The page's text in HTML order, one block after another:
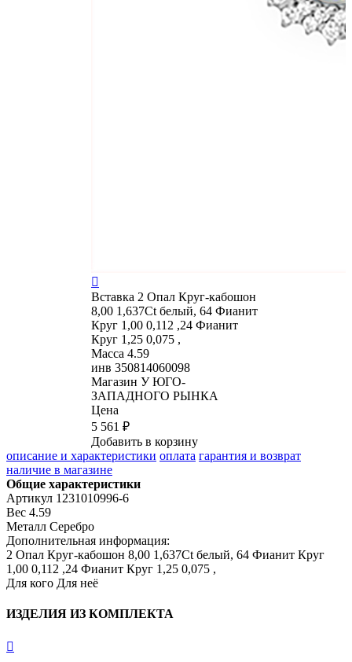

Вставка 2 Опал Круг-кабошон
8,00 1,637Ct белый, 64 Фианит
Круг 1,00 0,112 ,24 Фианит
Круг 1,25 0,075 ,
Масса 4.59
инв 350814060098
Магазин У ЮГО-
ЗАПАДНОГО РЫНКА
Цена
5 561 ₽
Добавить в корзину
описание и характеристики оплата гарантия и возврат
наличие в магазине
Общие характеристики
Артикул 1231010996-6
Вес 4.59
Металл Серебро
Дополнительная информация:
2 Опал Круг-кабошон 8,00 1,637Ct белый, 64 Фианит Круг
1,00 0,112 ,24 Фианит Круг 1,25 0,075 ,
Для кого Для неё
ИЗДЕЛИЯ ИЗ КОМПЛЕКТА
